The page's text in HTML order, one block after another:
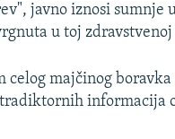
javno iznosi sumnje
u toj zdravstvenoj
celog majčinog
informacija